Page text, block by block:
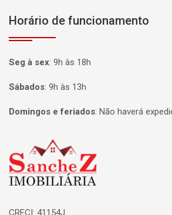
Horário de funcionamento
Seg à sex: 9h às 18h
Sábados: 9h às 13h
Domingos e feriados: Não haverá
Página inicial
CRECI: 41154J